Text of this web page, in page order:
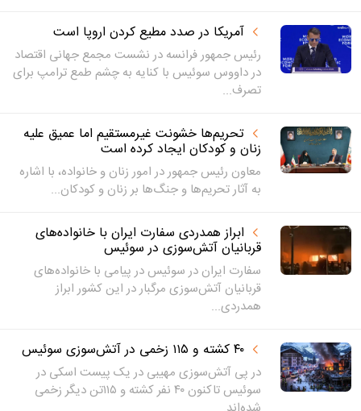
آمریکا در صدد مطیع کردن اروپا است
رئیس جمهور فرانسه در نشست مجمع جهانی اقتصاد
در داووس سوئیس با کنایه به چشم طمع ترامپ برای
تصرف...
تحریم‌ها خشونت غیرمستقیم اما عمیق علیه
زنان و کودکان ایجاد کرده‌ است
معاون رئیس جمهور در امور زنان و خانواده، با اشاره
به آثار تحریم‌ها و جنگ‌ها بر زنان و کودکان...
ابراز همدردی سفارت ایران با خانواده‌های
قربانیان آتش‌سوزی در سوئیس
سفارت ایران در سوئیس در پیامی با خانواده‌های
قربانیان آتش‌سوزی مرگبار در این کشور ابراز
همدردی...
۴۰ کشته و ۱۱۵ زخمی در آتش‌سوزی سوئیس
در پی آتش‌سوزی مهیبی در یک پیست اسکی در
سوئیس تاکنون ۴۰ نفر کشته و ۱۱۵تن دیگر زخمی